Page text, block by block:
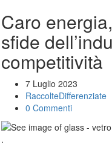
Caro
sfide
competitività
7 Luglio 2023
RaccolteDifferenziate
0 Commenti
.